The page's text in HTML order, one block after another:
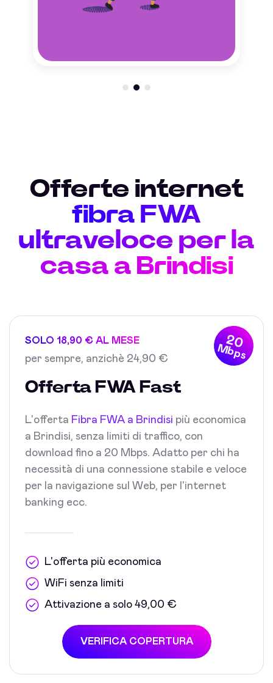
Offerte internet
fibra FWA
ultraveloce per la
casa a Brindisi
20
Mbps
SOLO 18,90 € AL MESE
per sempre, anzichè 24,90 €
Offerta FWA Fast
L'offerta Fibra FWA a Brindisi più economica
a Brindisi, senza limiti di traffico, con
download fino a 20 Mbps. Adatto per chi ha
necessità di una connessione stabile e veloce
per la navigazione sul Web, per l'internet
banking ecc.
L'offerta più economica
WiFi senza limiti
Attivazione a solo 49,00 €
VERIFICA COPERTURA